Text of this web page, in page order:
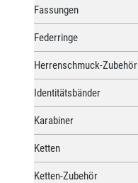
Fassungen
Federringe
Herrenschmuck-Zubehör
Identitätsbänder
Karabiner
Ketten
Ketten-Zubehör